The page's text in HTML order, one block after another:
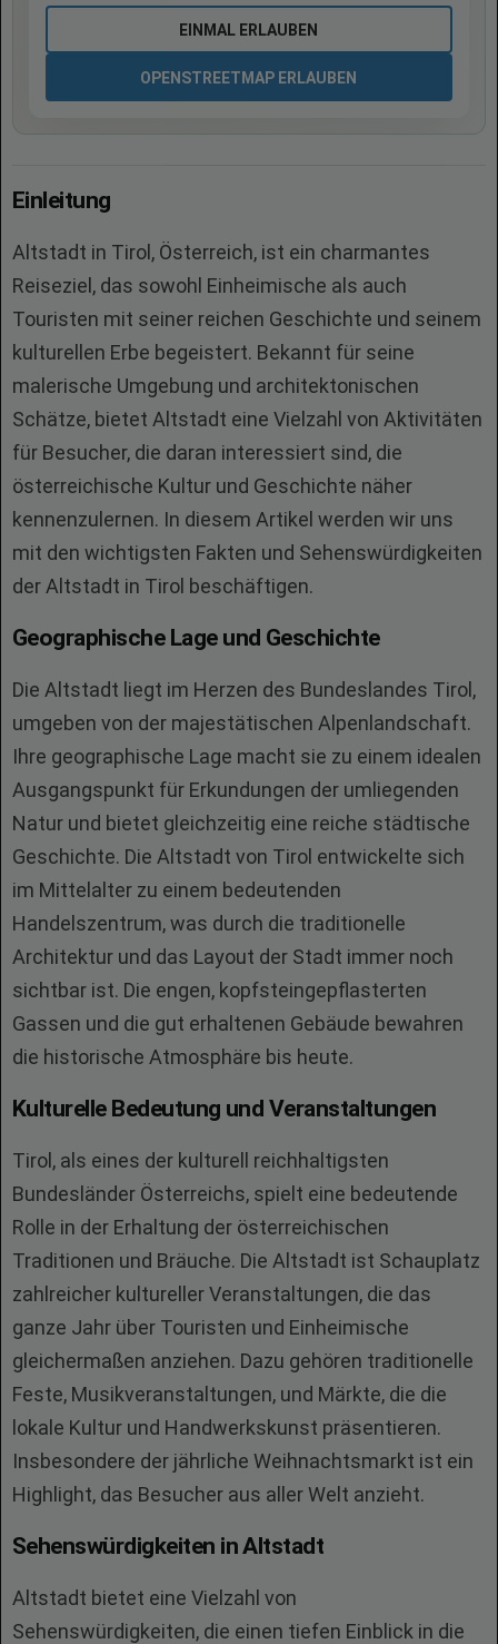
EINMAL ERLAUBEN
OPENSTREETMAP ERLAUBEN
Einleitung
Altstadt in Tirol, Österreich, ist ein charmantes
Reiseziel, das sowohl Einheimische als auch
Touristen mit seiner reichen Geschichte und seinem
kulturellen Erbe begeistert. Bekannt für seine
malerische Umgebung und architektonischen
Schätze, bietet Altstadt eine Vielzahl von Aktivitäten
für Besucher, die daran interessiert sind, die
österreichische Kultur und Geschichte näher
kennenzulernen. In diesem Artikel werden wir uns
mit den wichtigsten Fakten und Sehenswürdigkeiten
der Altstadt in Tirol beschäftigen.
Geographische Lage und Geschichte
Die Altstadt liegt im Herzen des Bundeslandes Tirol,
umgeben von der majestätischen Alpenlandschaft.
Ihre geographische Lage macht sie zu einem idealen
Ausgangspunkt für Erkundungen der umliegenden
Natur und bietet gleichzeitig eine reiche städtische
Geschichte. Die Altstadt von Tirol entwickelte sich
im Mittelalter zu einem bedeutenden
Handelszentrum, was durch die traditionelle
Architektur und das Layout der Stadt immer noch
sichtbar ist. Die engen, kopfsteingepflasterten
Gassen und die gut erhaltenen Gebäude bewahren
die historische Atmosphäre bis heute.
Kulturelle Bedeutung und Veranstaltungen
Tirol, als eines der kulturell reichhaltigsten
Bundesländer Österreichs, spielt eine bedeutende
Rolle in der Erhaltung der österreichischen
Traditionen und Bräuche. Die Altstadt ist Schauplatz
zahlreicher kultureller Veranstaltungen, die das
ganze Jahr über Touristen und Einheimische
gleichermaßen anziehen. Dazu gehören traditionelle
Feste, Musikveranstaltungen, und Märkte, die die
lokale Kultur und Handwerkskunst präsentieren.
Insbesondere der jährliche Weihnachtsmarkt ist ein
Highlight, das Besucher aus aller Welt anzieht.
Sehenswürdigkeiten in Altstadt
Altstadt bietet eine Vielzahl von
Sehenswürdigkeiten, die einen tiefen Einblick in die